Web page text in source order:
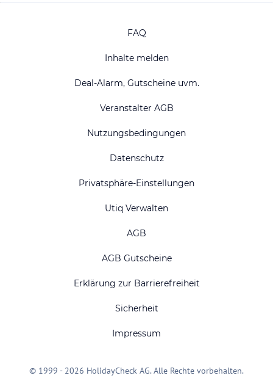
FAQ
Inhalte melden
Deal-Alarm, Gutscheine uvm.
Veranstalter AGB
Nutzungsbedingungen
Datenschutz
Privatsphäre-Einstellungen
Utiq Verwalten
AGB
AGB Gutscheine
Erklärung zur Barrierefreiheit
Sicherheit
Impressum
© 1999 - 2026 HolidayCheck AG. Alle Rechte vorbehalten.